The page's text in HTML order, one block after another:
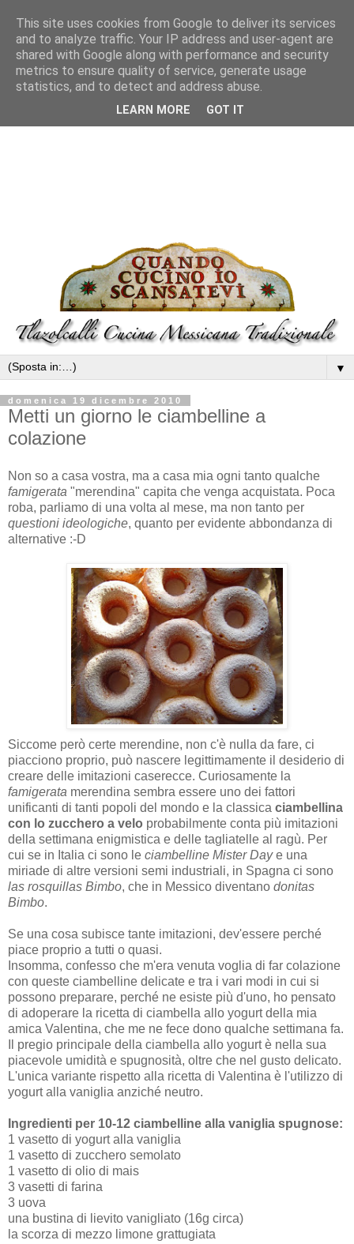
▼
domenica 19 dicembre 2010
Metti un giorno le ciambelline a
colazione
Non so a casa vostra, ma a casa mia ogni tanto qualche
famigerata "merendina" capita che venga acquistata. Poca
roba, parliamo di una volta al mese, ma non tanto per
questioni ideologiche, quanto per evidente abbondanza di
alternative :-D
Siccome però certe merendine, non c'è nulla da fare, ci
piacciono proprio, può nascere legittimamente il desiderio di
creare delle imitazioni caserecce. Curiosamente la
famigerata merendina sembra essere uno dei fattori
unificanti di tanti popoli del mondo e la classica ciambellina
con lo zucchero a velo probabilmente conta più imitazioni
della settimana enigmistica e delle tagliatelle al ragù. Per
cui se in Italia ci sono le ciambelline Mister Daye una
miriade di altre versioni semi industriali, in Spagna ci sono
las rosquillas Bimbo, che in Messico diventano donitas
Bimbo.
Se una cosa subisce tante imitazioni, dev'essere perché
piace proprio a tutti o quasi.
Insomma, confesso che m'era venuta voglia di far colazione
con queste ciambelline delicate e tra i vari modi in cui si
possono preparare, perché ne esiste più d'uno, ho pensato
di adoperare la ricetta di ciambella allo yogurt della mia
amica Valentina, che me ne fece dono qualche settimana fa.
Il pregio principale della ciambella allo yogurt è nella sua
piacevole umidità e spugnosità, oltre che nel gusto delicato.
L'unica variante rispetto alla ricetta di Valentina è l'utilizzo di
yogurt alla vaniglia anziché neutro.
Ingredienti per 10-12 ciambelline alla vaniglia spugnose:
1 vasetto di yogurt alla vaniglia
1 vasetto di zucchero semolato
1 vasetto di olio di mais
3 vasetti di farina
3 uova
una bustina di lievito vanigliato (16g circa)
la scorza di mezzo limone grattugiata
This site uses cookies from Google to deliver its services
and to analyze traffic. Your IP address and user-agent are
shared with Google along with performance and security
metrics to ensure quality of service, generate usage
statistics, and to detect and address abuse.
LEARN MORE GOT IT